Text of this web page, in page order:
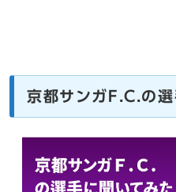
京都サンガF.C.の選